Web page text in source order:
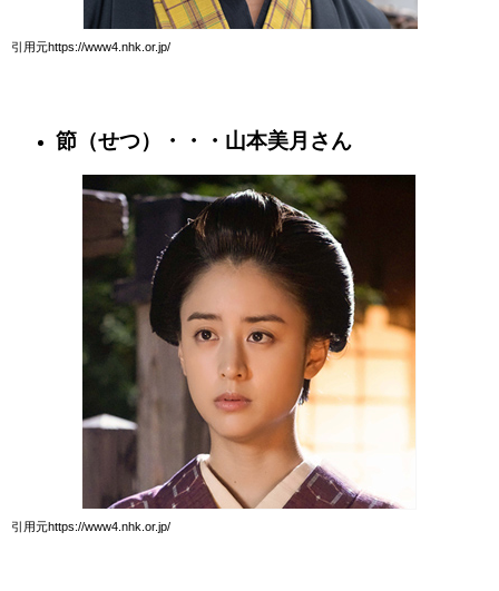
引用元https://www4.nhk.or.jp/
節（せつ）・・・山本美月さん
引用元https://www4.nhk.or.jp/